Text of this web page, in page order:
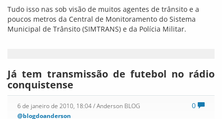
Tudo isso nas sob visão de muitos agentes de trânsito e a
poucos metros da Central de Monitoramento do Sistema
Municipal de Trânsito (SIMTRANS) e da Polícia Militar.
Já tem transmissão de futebol no rádio
conquistense
0
6 de janeiro de 2010, 18:04/ Anderson BLOG
@blogdoanderson